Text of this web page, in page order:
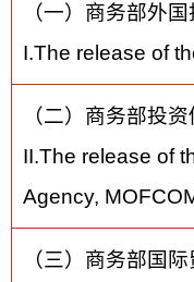
（一）商务部外
I.The release of
（二）商务部投
II.The release of
Agency,
（三）商务部国